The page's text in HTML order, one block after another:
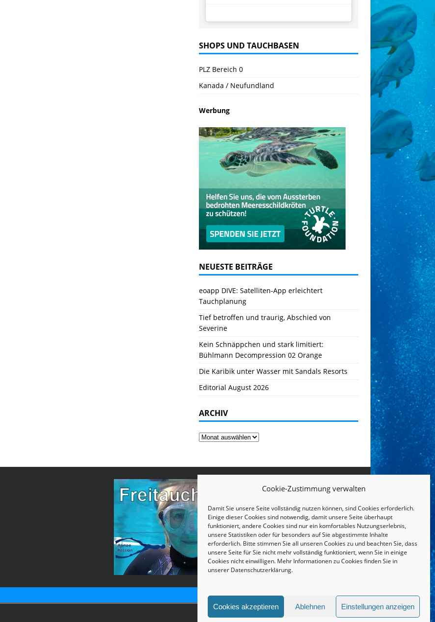
Cookie-Zustimmung verwalten
Damit Sie unsere Seite vollständig nutzen können, sind Cookies erforderlich.
Einige dieser Cookies sind notwendig, damit unsere Seite überhaupt
funktioniert, andere Cookies sind nur ein komfortables Nutzungserlebnis,
unsere Statistiken oder für besonders auf Sie abgestimmte Inhalte
erforderlich. Bitte stimmen Sie all unseren Cookies zu und beachten Sie, dass
unsere Seite für Sie nicht mehr vollständig funktioniert, wenn Sie in einige
Cookies nicht einwilligen. Mehr Informationen zu Cookies finden Sie in
unserer Datenschutzerklärung.
Cookies akzeptieren Ablehnen Einstellungen anzeigen
SHOPS UND TAUCHBASEN
PLZ Bereich 0
Kanada / Neufundland
Werbung
NEUESTE BEITRÄGE
eoapp DIVE: Satelliten-App erleichtert
Tauchplanung
Tief betroffen und traurig, Abschied von
Severine
Kein Schnäppchen und stark limitiert:
Bühlmann Decompression 02 Orange
Die Karibik unter Wasser mit Sandals Resorts
Editorial August 2026
ARCHIV
IMPRESSUM UND DATENSCHUTZERKLÄRUNG